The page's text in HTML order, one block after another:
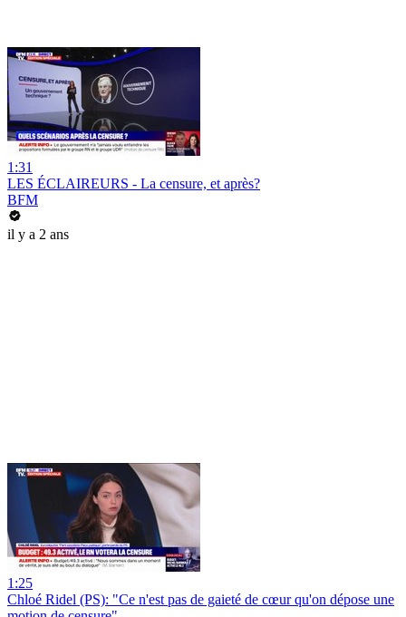
1:31
LES ÉCLAIREURS - La censure, et après?
BFM
il y a 2 ans
1:25
Chloé Ridel (PS): "Ce n'est pas de gaieté de cœur qu'on dépose une